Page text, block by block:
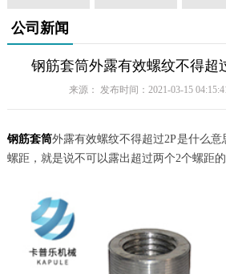
公司新闻
钢筋套筒外露有效螺纹不得超
来源： 发布时间：2021-03-15
钢筋套筒外露有效螺纹不得超过2P是什么意
螺距，就是说不可以露出超过两个2个螺距的